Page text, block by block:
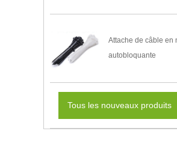
Attache de câble en
autobloquante
Tous les nouveaux produits